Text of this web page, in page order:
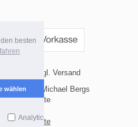
besten
wählen
Analytics
evtl. zzgl. Versand
Michael Bergs
by Shopgate
Webseite